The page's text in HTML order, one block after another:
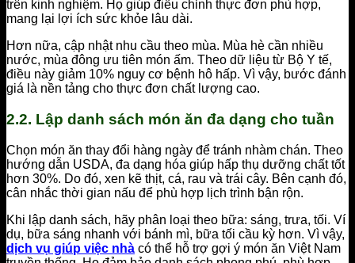
trên kinh nghiệm. Họ giúp điều chỉnh thực đơn phù hợp,
mang lại lợi ích sức khỏe lâu dài.
Hơn nữa, cập nhật nhu cầu theo mùa. Mùa hè cần nhiều
nước, mùa đông ưu tiên món ấm. Theo dữ liệu từ Bộ Y tế,
điều này giảm 10% nguy cơ bệnh hô hấp. Vì vậy, bước đánh
giá là nền tảng cho thực đơn chất lượng cao.
2.2. Lập danh sách món ăn đa dạng cho tuần
Chọn món ăn thay đổi hàng ngày để tránh nhàm chán. Theo
hướng dẫn USDA, đa dạng hóa giúp hấp thụ dưỡng chất tốt
hơn 30%. Do đó, xen kẽ thịt, cá, rau và trái cây. Bên cạnh đó,
cân nhắc thời gian nấu để phù hợp lịch trình bận rộn.
Khi lập danh sách, hãy phân loại theo bữa: sáng, trưa, tối. Ví
dụ, bữa sáng nhanh với bánh mì, bữa tối cầu kỳ hơn. Vì vậy,
dịch vụ giúp việc nhà có thể hỗ trợ gợi ý món ăn Việt Nam